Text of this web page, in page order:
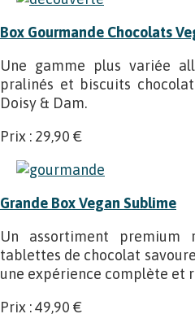
Box Gourmande Chocolats
Une gamme plus variée
pralinés et biscuits
Doisy & Dam.
Prix : 29,90 €
Grande Box Vegan Sublime
Un assortiment premium
tablettes de chocolat
une expérience complète et
Prix : 49,90 €